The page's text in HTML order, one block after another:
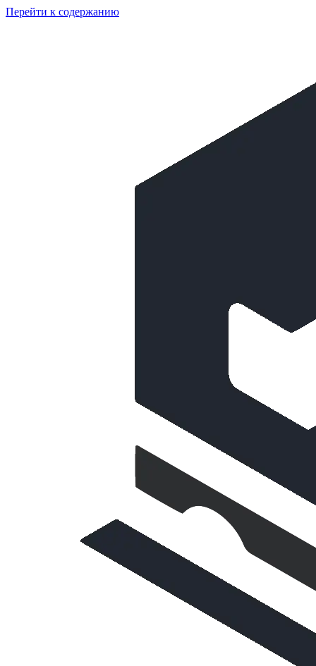
Перейти к содержанию